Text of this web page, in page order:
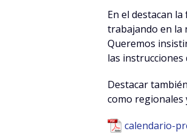
En el destacan
trabajando en la
Queremos
las instrucciones
Destacar
como regionales
calendario-